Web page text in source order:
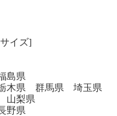
イズ]
島県
木県 群馬県 埼玉県
梨県
野県